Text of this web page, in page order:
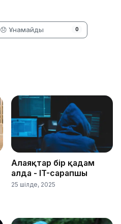
😞 Ұнамайды 0
Алаяқтар бір қадам
алда - IT-сарапшы
25 шілде, 2025